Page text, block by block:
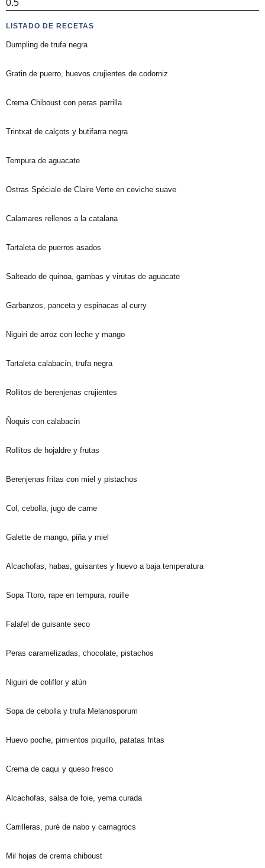
LISTADO DE RECETAS
Dumpling de trufa negra
Gratin de puerro, huevos crujientes de codorniz
Crema Chiboust con peras parrilla
Trintxat de calçots y butifarra negra
Tempura de aguacate
Ostras Spéciale de Claire Verte en ceviche suave
Calamares rellenos a la catalana
Tartaleta de puerros asados
Salteado de quinoa, gambas y virutas de aguacate
Garbanzos, panceta y espinacas al curry
Niguiri de arroz con leche y mango
Tartaleta calabacín, trufa negra
Rollitos de berenjenas crujientes
Ñoquis con calabacín
Rollitos de hojaldre y frutas
Berenjenas fritas con miel y pistachos
Col, cebolla, jugo de carne
Galette de mango, piña y miel
Alcachofas, habas, guisantes y huevo a baja temperatura
Sopa Ttoro, rape en tempura, rouille
Falafel de guisante seco
Peras caramelizadas, chocolate, pistachos
Niguiri de coliflor y atún
Sopa de cebolla y trufa Melanosporum
Huevo poche, pimientos piquillo, patatas fritas
Crema de caqui y queso fresco
Alcachofas, salsa de foie, yema curada
Carrilleras, puré de nabo y camagrocs
Mil hojas de crema chiboust